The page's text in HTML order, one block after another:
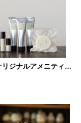
楽土庵オリジナルアメニティ（7点セット）